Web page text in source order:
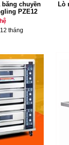
chuyền
PZE12
tháng
Lò